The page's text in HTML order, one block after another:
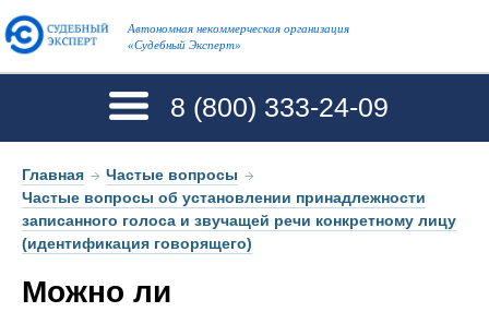
Автономная некоммерческая организация
«Судебный Эксперт»
8 (800) 333-24-09
Главная → Частые вопросы →
Частые вопросы об установлении принадлежности
записанного голоса и звучащей речи конкретному лицу
(идентификация говорящего)
Можно ли